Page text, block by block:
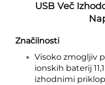
USB Več
Značilnosti
Visoko zmogljiv
ionskih baterij
izhodnimi